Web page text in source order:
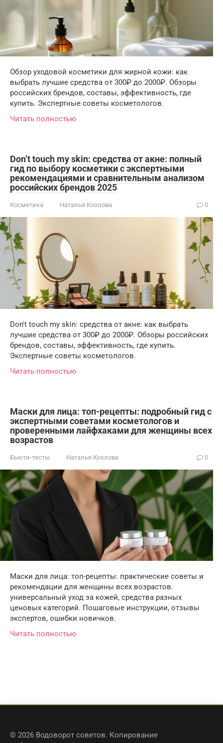
Обзор уходовой косметики для жирной кожи: как
выбрать лучшие средства от 300₽ до 2000₽. Обзоры
российских брендов, составы, эффективность, где
купить. Экспертные советы косметологов.
Читать полностью
Don’t touch my skin: средства от акне: полный
гид по выбору косметики с экспертными
рекомендациями и сравнительным анализом
российских брендов 2025
Косметика Наталья Козлова 0
Don't touch my skin: средства от акне: как выбрать
лучшие средства от 300₽ до 2000₽. Обзоры российских
брендов, составы, эффективность, где купить.
Экспертные советы косметологов.
Читать полностью
Маски для лица: топ-рецепты: подробный гид с
экспертными советами косметологов и
проверенными лайфхаками для женщины всех
возрастов
Бьюти-тесты Наталья Козлова 0
Маски для лица: топ-рецепты: практические советы и
рекомендации для женщины всех возрастов.
универсальный уход за кожей, средства разных
ценовых категорий. Пошаговые инструкции, отзывы
экспертов, ошибки новичков.
Читать полностью
© 2026 Водоворот советов. Копирование